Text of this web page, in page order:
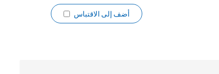
أضف إلى الاقتباس